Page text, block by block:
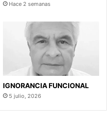
Hace 2 semanas
IGNORANCIA FUNCIONAL
5 julio, 2026